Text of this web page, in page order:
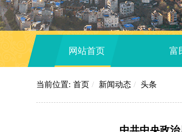
网站首页 富
当前位置: 首页 / 新闻动态 / 头条